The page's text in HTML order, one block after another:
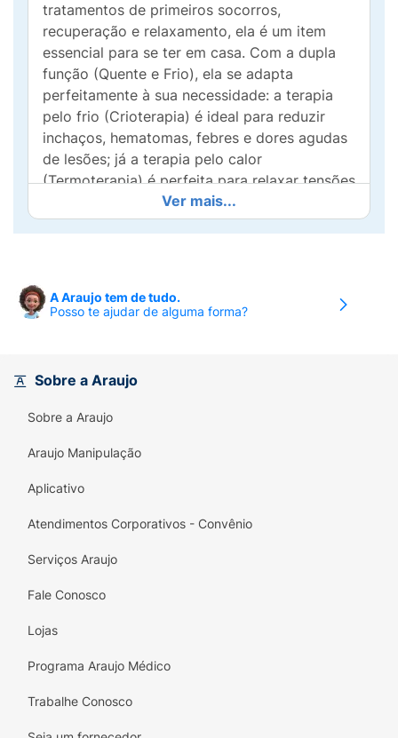
tratamentos de primeiros socorros,
recuperação e relaxamento, ela é um item
essencial para se ter em casa. Com a dupla
função (Quente e Frio), ela se adapta
perfeitamente à sua necessidade: a terapia
pelo frio (Crioterapia) é ideal para reduzir
inchaços, hematomas, febres e dores agudas
de lesões; já a terapia pelo calor
(Termoterapia) é perfeita para relaxar tensões
musculares, aliviar cólicas, torcicolos e dores
crônicas.
mantendo a bolsa totalmente flexível e
moldável ao contorno do corpo, mesmo após
prática e segura, podendo ser
diretamente no micro-ondas
maria. Fabricada com um envoltório super-
resistente, a Gel Duo garante alta
para um uso contínuo e seguro.
Principais Benefícios:
Dupla Ação (Quente e Frio):
de dores, lesões e inflamações com um
Sempre Flexível (Não Congela):
temperaturas, permitindo que a bolsa se
Ver mais...
A Araujo tem de tudo.
Posso te ajudar de alguma forma?
Sobre a Araujo
Sobre a Araujo
Araujo Manipulação
Aplicativo
Atendimentos Corporativos - Convênio
Serviços Araujo
Fale Conosco
Lojas
Programa Araujo Médico
Trabalhe Conosco